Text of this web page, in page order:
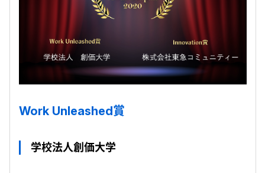
Work Unleashed賞
学校法人創価大学